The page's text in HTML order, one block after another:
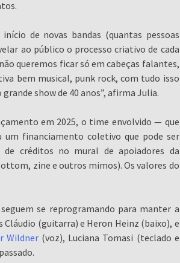
de novas bandas (quantas pessoas
ao público o processo criativo de cada
queremos ficar só em cabeças falantes,
bem musical, punk rock, com tudo isso
show de 40 anos”, afirma Julia.
em 2025, o time envolvido — que
financiamento coletivo que pode ser
de créditos no mural de apoiadores da
zine e outros mimos). Os valores do
se reprogramando para manter a
(guitarra) e Heron Heinz (baixo), e
Wildner (voz), Luciana Tomasi (teclado e